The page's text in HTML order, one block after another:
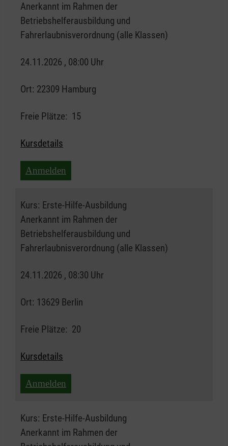
Anerkannt im Rahmen der
Betriebshelferausbildung und
Fahrerlaubnisverordnung (alle Klassen)
24.11.2026 , 08:00 Uhr
Ort: 22309 Hamburg
Freie Plätze: 15
Kursdetails
Anmelden
Kurs: Erste-Hilfe-Ausbildung
Anerkannt im Rahmen der
Betriebshelferausbildung und
Fahrerlaubnisverordnung (alle Klassen)
24.11.2026 , 08:30 Uhr
Ort: 13629 Berlin
Freie Plätze: 20
Kursdetails
Anmelden
Kurs: Erste-Hilfe-Ausbildung
Anerkannt im Rahmen der